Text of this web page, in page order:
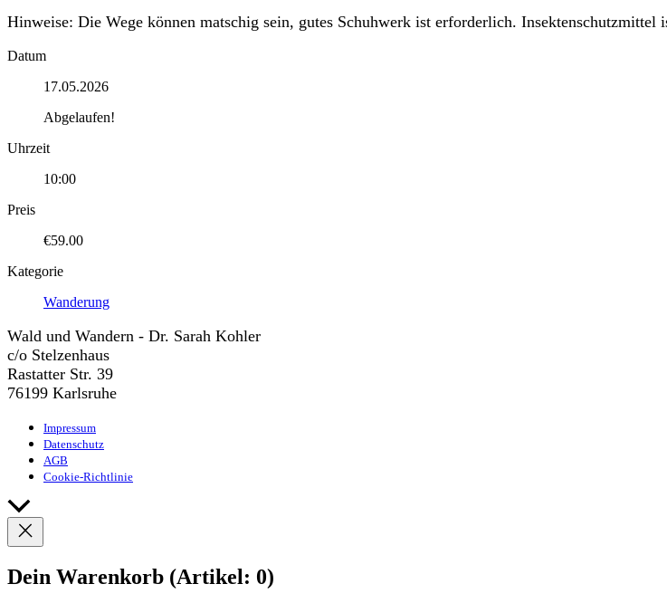
Hinweise: Die Wege können matschig sein, gutes Schuhwerk ist erforderlich. Insektenschutzmittel
Datum
17.05.2026
Abgelaufen!
Uhrzeit
10:00
Preis
€59.00
Kategorie
Wanderung
Wald und Wandern - Dr. Sarah Kohler
c/o Stelzenhaus
Rastatter Str. 39
76199 Karlsruhe
Impressum
Datenschutz
AGB
Cookie-Richtlinie
oben
scrollen
Dein Warenkorb (Artikel: 0)